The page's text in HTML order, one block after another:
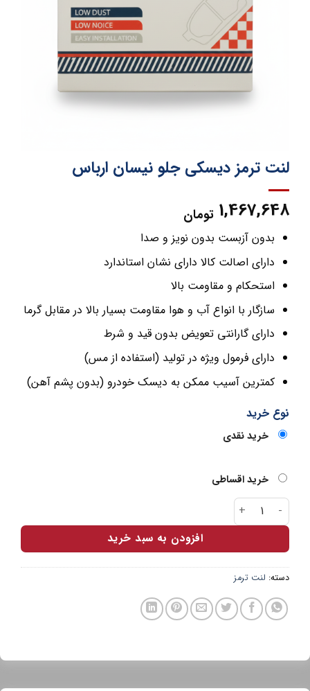
لنت ترمز دیسکی جلو نیسان ارباس
1,467,648 تومان
بدون آزبست بدون نویز و صدا
دارای اصالت کالا دارای نشان استاندارد
استحکام و مقاومت بالا
سازگار با انواع آب و هوا مقاومت بسیار بالا در مقابل گرما
دارای گارانتی تعویض بدون قید و شرط
دارای فرمول ویژه در تولید (استفاده از مس)
کمترین آسیب ممکن به دیسک خودرو (بدون پشم آهن)
نوع خرید
خرید نقدی
خرید اقساطی
لنت ترمز دیسکی جلو نیسان ارباس عدد
افزودن به سبد خرید
دسته:لنت ترمز